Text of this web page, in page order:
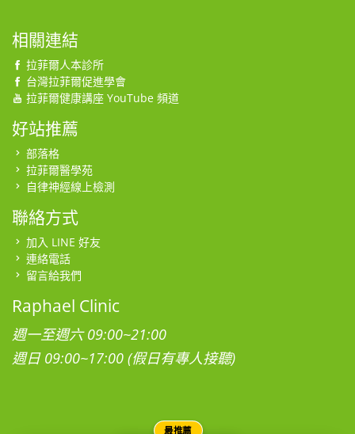
相關連結
拉菲爾人本診所
台灣拉菲爾促進學會
拉菲爾健康講座 YouTube 頻道
好站推薦
部落格
拉菲爾醫學苑
自律神經線上檢測
聯絡方式
加入 LINE 好友
連絡電話
留言給我們
Raphael Clinic
週一至週六 09:00~21:00
週日 09:00~17:00 (假日有專人接聽)
最推薦